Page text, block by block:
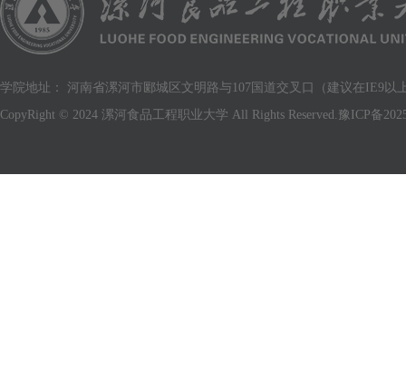
学院地址： 河南省漯河市郾城区文明路与107国道交叉口（建议在IE9以
CopyRight © 2024 漯河食品工程职业大学 All Rights Reserved. 豫ICP备